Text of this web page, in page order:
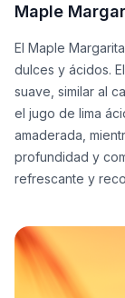
Maple
El Maple
dulces y ácidos.
suave, similar al
el jugo de lima
amaderada,
profundidad y
refrescante y